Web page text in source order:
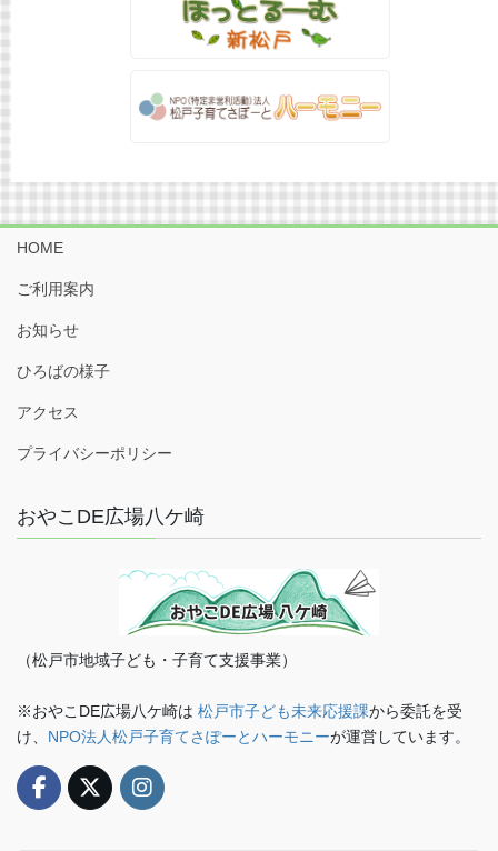
HOME
ご利用案内
お知らせ
ひろばの様子
アクセス
プライバシーポリシー
おやこDE広場八ケ崎
（松戸市地域子ども・子育て支援事業）
※おやこDE広場八ケ崎は 松戸市子ども未来応援課から委託を受
け、 NPO法人松戸子育てさぽーとハーモニーが運営しています。